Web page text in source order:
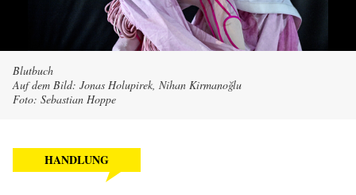
Blutbuch
Auf dem Bild: Jonas Holupirek, Nihan Kirmanoğlu
Foto: Sebastian Hoppe
HANDLUNG